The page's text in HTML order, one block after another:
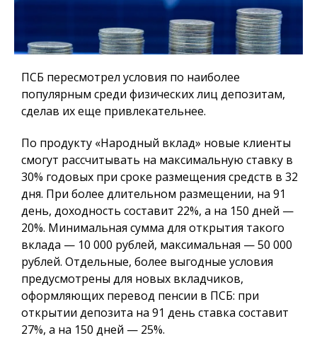
ПСБ пересмотрел условия по наиболее
популярным среди физических лиц депозитам,
сделав их еще привлекательнее.
По продукту «Народный вклад» новые клиенты
смогут рассчитывать на максимальную ставку в
30% годовых при сроке размещения средств в 32
дня. При более длительном размещении, на 91
день, доходность составит 22%, а на 150 дней —
20%. Минимальная сумма для открытия такого
вклада — 10 000 рублей, максимальная — 50 000
рублей. Отдельные, более выгодные условия
предусмотрены для новых вкладчиков,
оформляющих перевод пенсии в ПСБ: при
открытии депозита на 91 день ставка составит
27%, а на 150 дней — 25%.